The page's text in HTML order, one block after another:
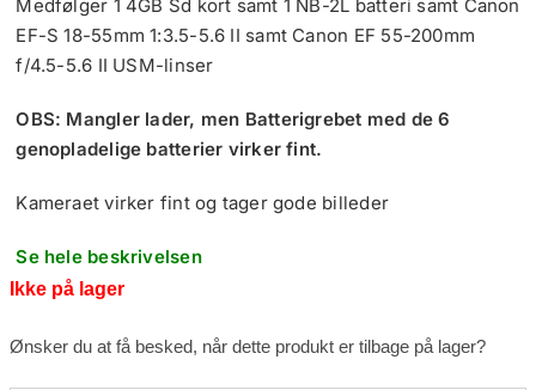
Medfølger 1 4GB Sd kort samt 1 NB-2L batteri samt Canon
EF-S 18-55mm 1:3.5-5.6 II samt Canon EF 55-200mm
f/4.5-5.6 II USM-linser
OBS: Mangler lader, men Batterigrebet med de 6
genopladelige batterier virker fint.
Kameraet virker fint og tager gode billeder
Se hele beskrivelsen
Ikke på lager
Ønsker du at få besked, når dette produkt er tilbage på lager?